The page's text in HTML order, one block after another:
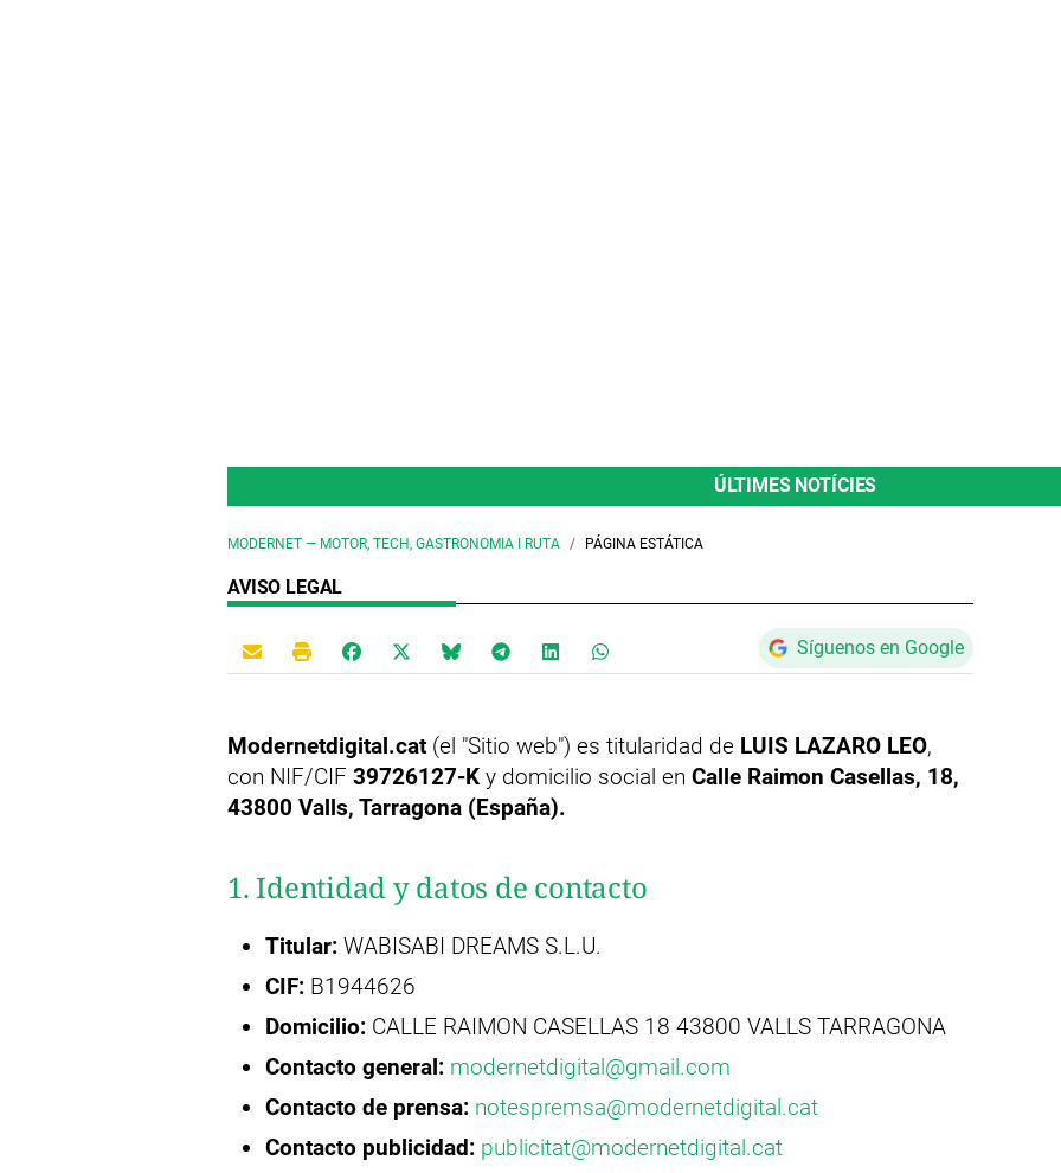
ÚLTIMES NOTÍCIES
MODERNET — MOTOR, TECH, GASTRONOMIA I RUTA PÁGINA ESTÁTICA
AVISO LEGAL
Síguenos en Google
Modernetdigital.cat (el "Sitio web") es titularidad de LUIS LAZARO LEO,
con NIF/CIF 39726127-K y domicilio social en Calle Raimon Casellas, 18,
43800 Valls, Tarragona (España)​.
1. Identidad y datos de contacto
Titular: WABISABI DREAMS S.L.U.
CIF: B1944626
Domicilio: CALLE RAIMON CASELLAS 18 43800 VALLS TARRAGONA
Contacto general: modernetdigital@gmail.com
Contacto de prensa: notespremsa@modernetdigital.cat
Contacto publicidad: publicitat@modernetdigital.cat